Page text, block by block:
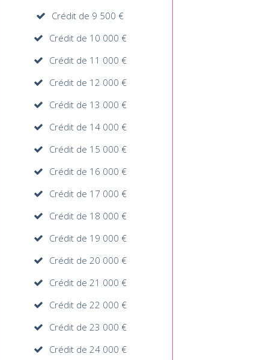
Crédit de 9 500 €
Crédit de 10 000 €
Crédit de 11 000 €
Crédit de 12 000 €
Crédit de 13 000 €
Crédit de 14 000 €
Crédit de 15 000 €
Crédit de 16 000 €
Crédit de 17 000 €
Crédit de 18 000 €
Crédit de 19 000 €
Crédit de 20 000 €
Crédit de 21 000 €
Crédit de 22 000 €
Crédit de 23 000 €
Crédit de 24 000 €